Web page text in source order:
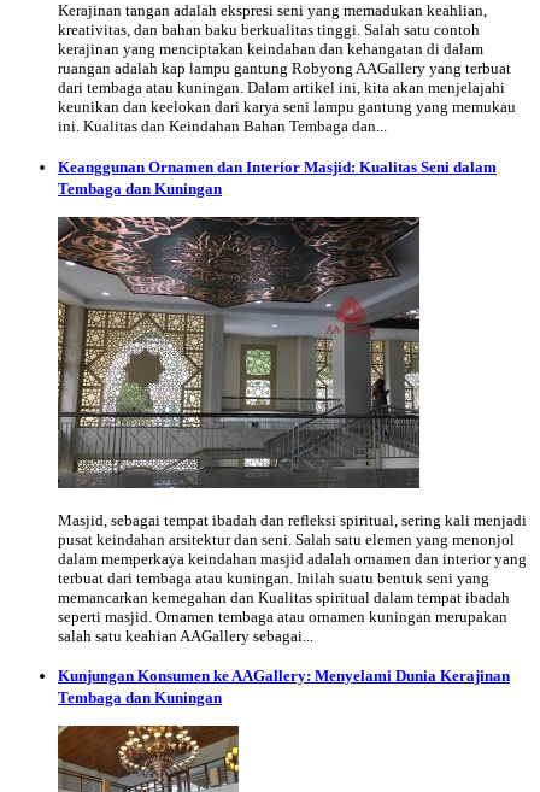
Kerajinan tangan adalah ekspresi seni yang memadukan keahlian,
kreativitas, dan bahan baku berkualitas tinggi. Salah satu contoh
kerajinan yang menciptakan keindahan dan kehangatan di dalam
ruangan adalah kap lampu gantung Robyong AAGallery yang terbuat
dari tembaga atau kuningan. Dalam artikel ini, kita akan menjelajahi
keunikan dan keelokan dari karya seni lampu gantung yang memukau
ini. Kualitas dan Keindahan Bahan Tembaga dan...
Keanggunan Ornamen dan Interior Masjid: Kualitas Seni dalam
Tembaga dan Kuningan
Masjid, sebagai tempat ibadah dan refleksi spiritual, sering kali menjadi
pusat keindahan arsitektur dan seni. Salah satu elemen yang menonjol
dalam memperkaya keindahan masjid adalah ornamen dan interior yang
terbuat dari tembaga atau kuningan. Inilah suatu bentuk seni yang
memancarkan kemegahan dan Kualitas spiritual dalam tempat ibadah
seperti masjid. Ornamen tembaga atau ornamen kuningan merupakan
salah satu keahian AAGallery sebagai...
Kunjungan Konsumen ke AAGallery: Menyelami Dunia Kerajinan
Tembaga dan Kuningan